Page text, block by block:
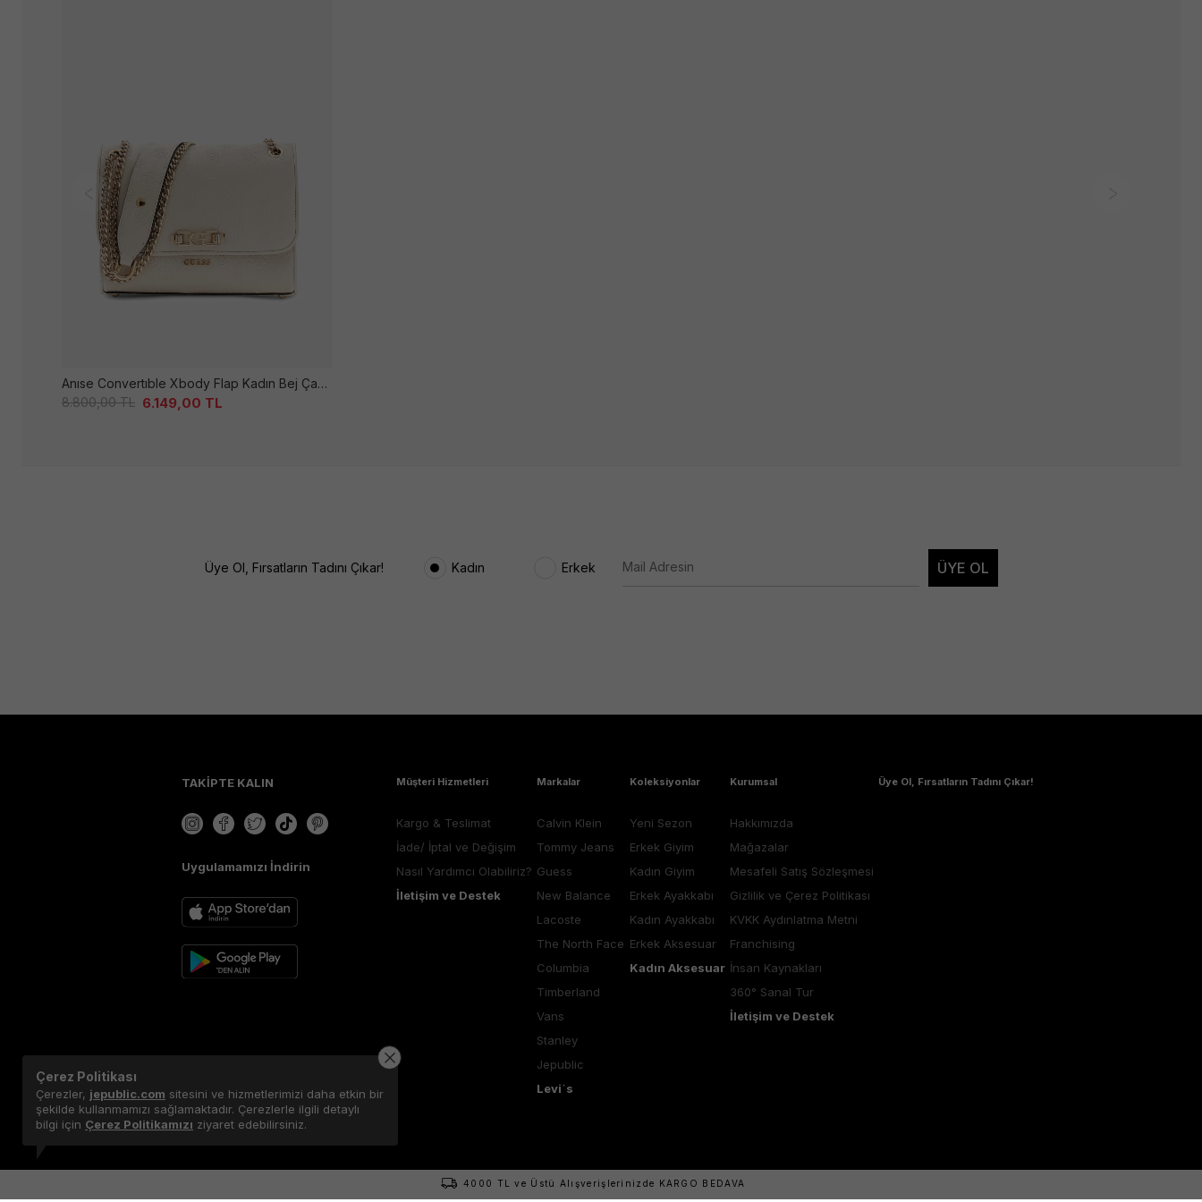
Anıse Convertıble Xbody Flap Kadın Bej Çanta
8.800,00TL 6.149,00 TL
Üye Ol, Fırsatların Tadını Çıkar! Kadın Erkek ÜYE OL
TAKİPTE KALIN
Uygulamamızı İndirin
Müşteri Hizmetleri
Kargo & Teslimat
İade/ İptal ve Değişim
Nasıl Yardımcı Olabiliriz?
İletişim ve Destek
Markalar
Calvin Klein
Tommy Jeans
Guess
New Balance
Lacoste
The North Face
Columbia
Timberland
Vans
Stanley
Jepublic
Levi`s
Koleksiyonlar
Yeni Sezon
Erkek Giyim
Kadın Giyim
Erkek Ayakkabı
Kadın Ayakkabı
Erkek Aksesuar
Kadın Aksesuar
Kurumsal
Hakkımızda
Mağazalar
Mesafeli Satış Sözleşmesi
Gizlilik ve Çerez Politikası
KVKK Aydınlatma Metni
Franchising
İnsan Kaynakları
360° Sanal Tur
İletişim ve Destek
Üye Ol, Fırsatların Tadını Çıkar!
4000 TL ve Üstü Alışverişlerinizde KARGO BEDAVA
Çerez Politikası
Çerezler, jepublic.com sitesini ve hizmetlerimizi daha etkin bir
şekilde kullanmamızı sağlamaktadır. Çerezlerle ilgili detaylı
bilgi için Çerez Politikamızı ziyaret edebilirsiniz.